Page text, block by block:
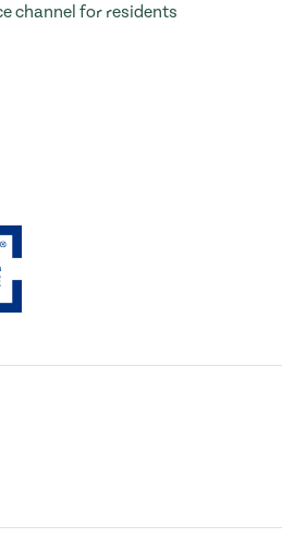
channel for residents